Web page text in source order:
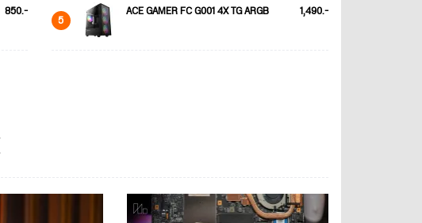
850.- 5 ACE GAMER FC G001 4X TG ARGB 1,490.-